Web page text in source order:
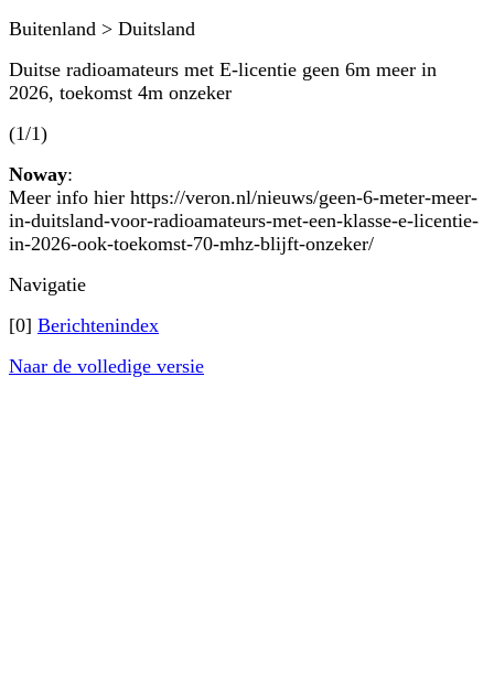
Buitenland > Duitsland
Duitse radioamateurs met E-licentie geen 6m meer in
2026, toekomst 4m onzeker
(1/1)
Noway:
Meer info hier https://veron.nl/nieuws/geen-6-meter-meer-
in-duitsland-voor-radioamateurs-met-een-klasse-e-licentie-
in-2026-ook-toekomst-70-mhz-blijft-onzeker/
Navigatie
[0] Berichtenindex
Naar de volledige versie